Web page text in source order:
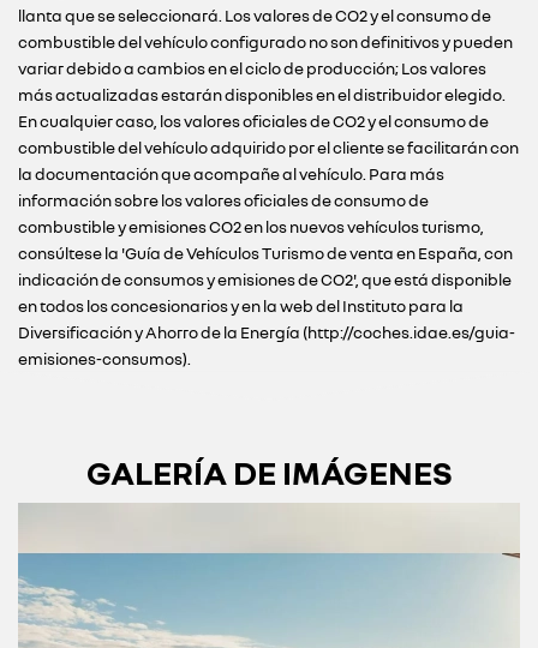
llanta que se seleccionará. Los valores de CO2 y el consumo de
combustible del vehículo configurado no son definitivos y pueden
variar debido a cambios en el ciclo de producción; Los valores
más actualizadas estarán disponibles en el distribuidor elegido.
En cualquier caso, los valores oficiales de CO2 y el consumo de
combustible del vehículo adquirido por el cliente se facilitarán con
la documentación que acompañe al vehículo. Para más
información sobre los valores oficiales de consumo de
combustible y emisiones CO2 en los nuevos vehículos turismo,
consúltese la 'Guía de Vehículos Turismo de venta en España, con
indicación de consumos y emisiones de CO2', que está disponible
en todos los concesionarios y en la web del Instituto para la
Diversificación y Ahorro de la Energía (http://coches.idae.es/guia-
emisiones-consumos).
GALERÍA DE IMÁGENES